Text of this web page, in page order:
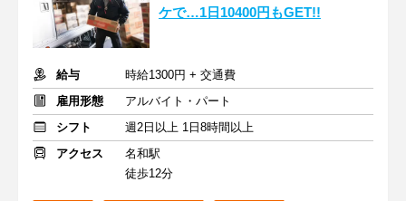
ケで…1日10400円もGET!!
給与
時給1300円 + 交通費
雇用形態
アルバイト・パート
シフト
週2日以上 1日8時間以上
アクセス
名和駅
徒歩12分